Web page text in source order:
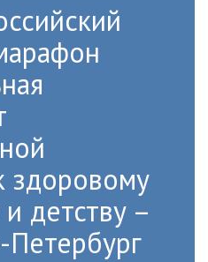
здоровому
детству –
Петербург